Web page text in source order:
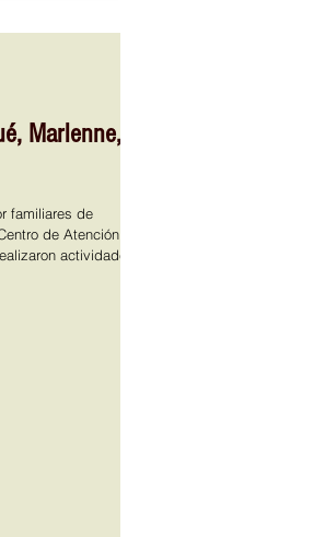
Marlenne,
familiares de
de Atención
actividades